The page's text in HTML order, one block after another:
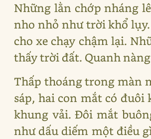
Những lằn chớp nháng
nho nhỏ như trời khổ
cho xe chạy chậm lại.
thấy trời đất. Quanh
Thấp thoáng trong màn
sáp, hai con mắt có
khung vải. Đôi mắt
như dấu diếm một điều